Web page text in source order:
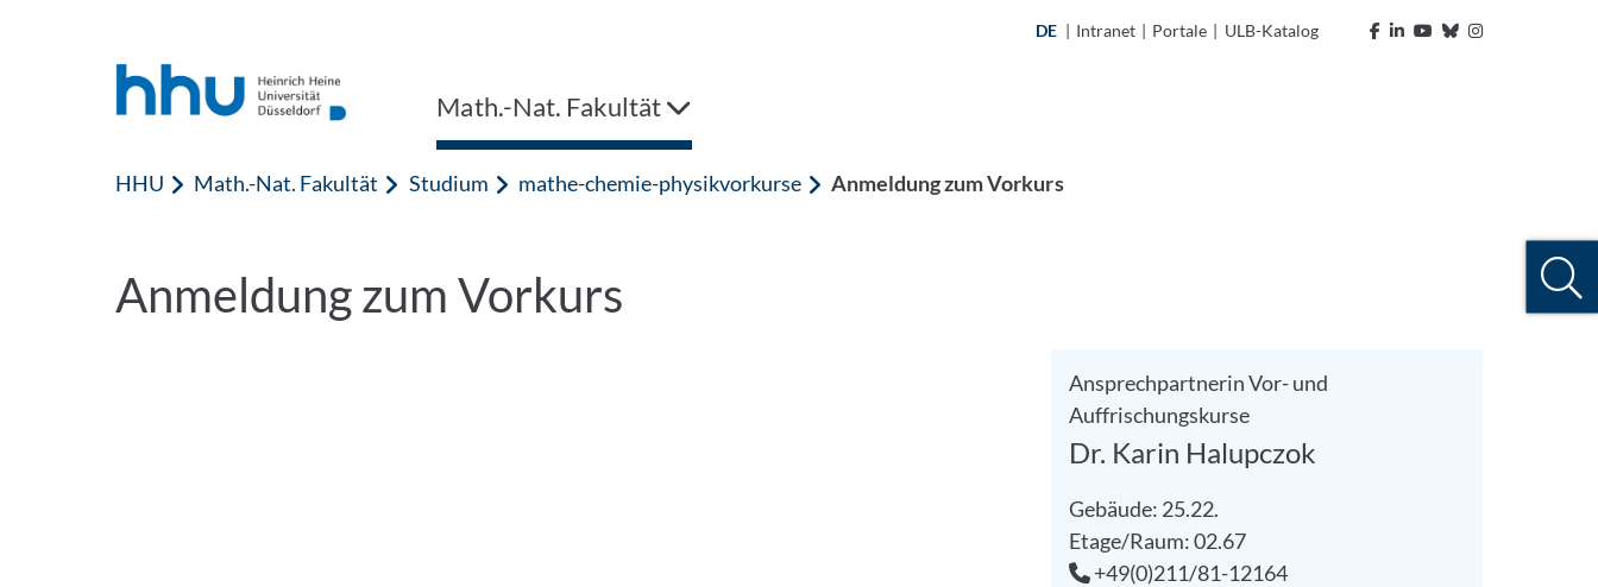
DE | Intranet | Portale | ULB-Katalog
Math.-Nat. Fakultät
HHU Math.-Nat. Fakultät Studium mathe-chemie-physikvorkurse Anmeldung zum Vorkurs
Anmeldung zum Vorkurs
Ansprechpartnerin Vor- und
Auffrischungskurse
Dr. Karin Halupczok
Gebäude: 25.22.
Etage/Raum: 02.67
+49(0)211/81-12164